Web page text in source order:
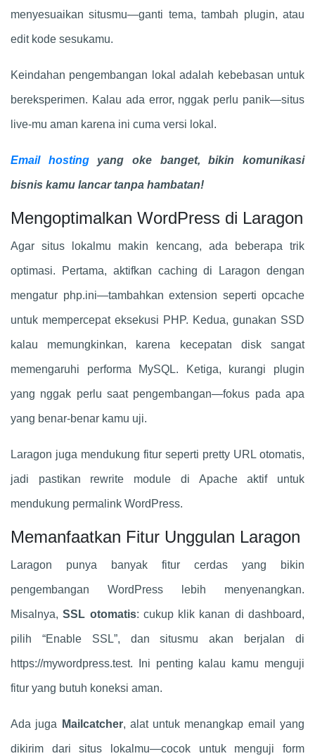
menyesuaikan situsmu—ganti tema, tambah plugin, atau
edit kode sesukamu.
Keindahan pengembangan lokal adalah kebebasan untuk
bereksperimen. Kalau ada error, nggak perlu panik—situs
live-mu aman karena ini cuma versi lokal.
Email hostingyang oke banget, bikin komunikasi
bisnis kamu lancar tanpa hambatan!
Mengoptimalkan WordPress di Laragon
Agar situs lokalmu makin kencang, ada beberapa trik
optimasi. Pertama, aktifkan caching di Laragon dengan
mengatur php.ini—tambahkan extension seperti opcache
untuk mempercepat eksekusi PHP. Kedua, gunakan SSD
kalau memungkinkan, karena kecepatan disk sangat
memengaruhi performa MySQL. Ketiga, kurangi plugin
yang nggak perlu saat pengembangan—fokus pada apa
yang benar-benar kamu uji.
Laragon juga mendukung fitur seperti pretty URL otomatis,
jadi pastikan rewrite module di Apache aktif untuk
mendukung permalink WordPress.
Memanfaatkan Fitur Unggulan Laragon
Laragon punya banyak fitur cerdas yang bikin
pengembangan WordPress lebih menyenangkan.
Misalnya,SSL otomatis: cukup klik kanan di dashboard,
pilih “Enable SSL”, dan situsmu akan berjalan di
https://mywordpress.test. Ini penting kalau kamu menguji
fitur yang butuh koneksi aman.
Ada juga Mailcatcher, alat untuk menangkap email yang
dikirim dari situs lokalmu—cocok untuk menguji form